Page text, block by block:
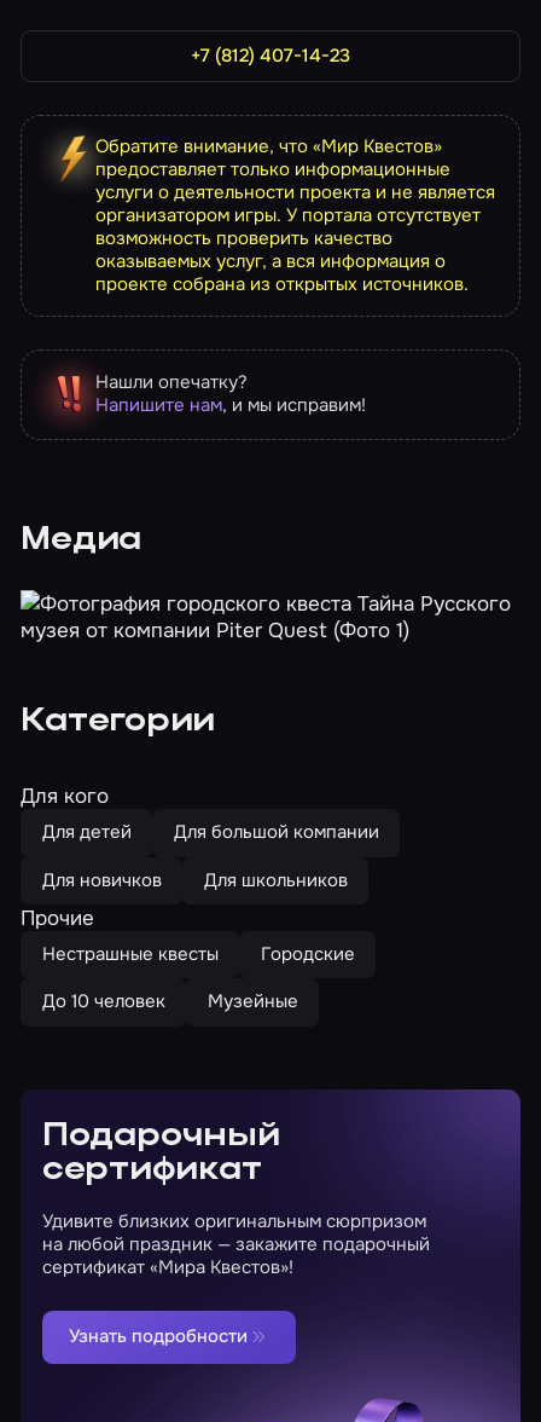
+7 (812) 407-14-23
Обратите внимание, что «Мир Квестов»
предоставляет только информационные
услуги о деятельности проекта и не является
организатором игры. У портала отсутствует
возможность проверить качество
оказываемых услуг, а вся информация о
проекте собрана из открытых источников.
Нашли опечатку?
Напишите нам, и мы исправим!
Медиа
Категории
Для кого
Для детей
Для большой компании
Для новичков
Для школьников
Прочие
Нестрашные квесты
Городские
До 10 человек
Музейные
Подарочный
сертификат
Удивите близких оригинальным сюрпризом
на любой праздник — закажите подарочный
сертификат «Мира Квестов»!
Узнать подробности